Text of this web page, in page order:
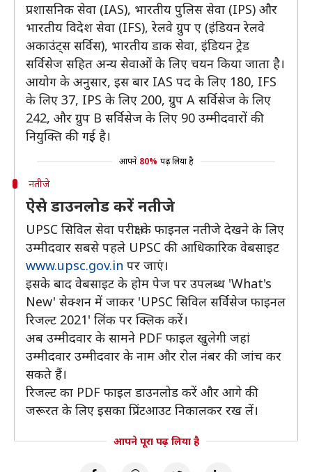
प्रशासनिक सेवा (IAS), भारतीय पुलिस सेवा (IPS) और
भारतीय विदेश सेवा (IFS), रेलवे ग्रुप ए (इंडियन रेलवे
अकाउंट्स सर्विस), भारतीय डाक सेवा, इंडियन ट्रेड
सर्विसेज सहित अन्य सेवाओं के लिए चयन किया जाता है।
आयोग के अनुसार, इस बार IAS पद के लिए 180, IFS
के लिए 37, IPS के लिए 200, ग्रुप A सर्विसेज के लिए
242, और ग्रुप B सर्विसेज के लिए 90 उम्मीदवारों की
नियुक्ति की गई है।
आपने 80% पढ़ लिया है
नतीजे
ऐसे डाउनलोड करें नतीजे
UPSC सिविल सेवा परीक्षा के फाइनल नतीजे देखने के लिए
उम्मीदवार सबसे पहले UPSC की आधिकारिक वेबसाइट
www.upsc.gov.in पर जाएं।
इसके बाद वेबसाइट के होम पेज पर उपलब्ध 'What's
New' सेक्शन में जाकर 'UPSC सिविल सर्विसेज फाइनल
रिजल्ट 2021' लिंक पर क्लिक करें।
अब उम्मीदवार के सामने PDF फाइल खुलेगी जहां
उम्मीदवार उम्मीदवार के नाम और रोल नंबर की जांच कर
सकते हैं।
रिजल्ट का PDF फाइल डाउनलोड करें और आगे की
जरूरत के लिए इसका प्रिंटआउट निकालकर रख लें।
आपने पूरा पढ़ लिया है